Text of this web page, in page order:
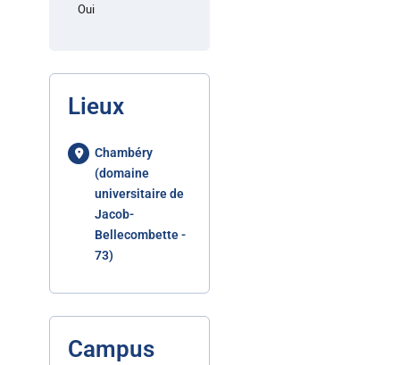
Oui
Lieux
Chambéry
(domaine
universitaire de
Jacob-
Bellecombette -
73)
Campus